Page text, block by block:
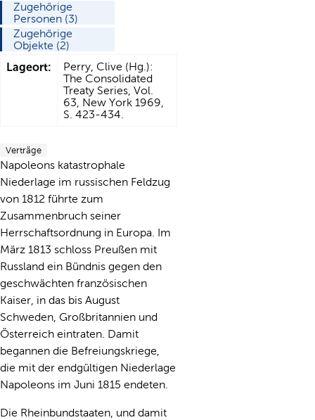
Zugehörige
Personen (3)
Zugehörige
Objekte (2)
Lageort:
Perry, Clive (Hg.):
The Consolidated
Treaty Series, Vol.
63, New York 1969,
S. 423-434.
Verträge
Napoleons katastrophale
Niederlage im russischen Feldzug
von 1812 führte zum
Zusammenbruch seiner
Herrschaftsordnung in Europa. Im
März 1813 schloss Preußen mit
Russland ein Bündnis gegen den
geschwächten französischen
Kaiser, in das bis August
Schweden, Großbritannien und
Österreich eintraten. Damit
begannen die Befreiungskriege,
die mit der endgültigen Niederlage
Napoleons im Juni 1815 endeten.
Die Rheinbundstaaten, und damit